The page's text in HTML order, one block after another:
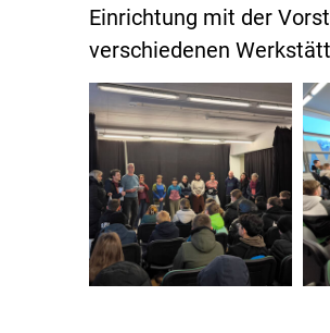
Einrichtung mit der
verschiedenen